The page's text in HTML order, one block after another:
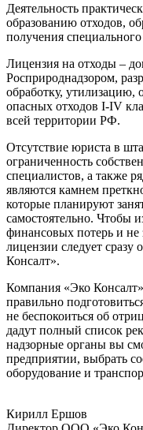
Деятельность
образованию отходов,
получения
Лицензия на отходы –
Росприроднадзором,
обработку, утилизацию,
опасных отходов I-IV
всей территории РФ.
Отсутствие юриста в
ограниченность
специалистов, а также
являются камнем
которые планируют
самостоятельно. Чтобы
финансовых потерь и не
лицензии следует сразу
Консалт».
Компания «Эко
правильно
не беспокоиться об
дадут полный список
надзорные органы вы
предприятии, выбрать
оборудование и
Кирилл Ершов